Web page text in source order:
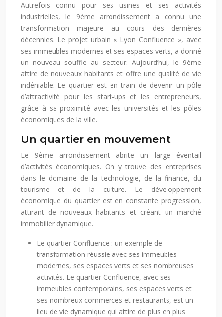
Autrefois connu pour ses usines et ses activités
industrielles, le 9ème arrondissement a connu une
transformation majeure au cours des dernières
décennies. Le projet urbain « Lyon Confluence », avec
ses immeubles modernes et ses espaces verts, a donné
un nouveau souffle au secteur. Aujourd’hui, le 9ème
attire de nouveaux habitants et offre une qualité de vie
indéniable. Le quartier est en train de devenir un pôle
d’attractivité pour les start-ups et les entrepreneurs,
grâce à sa proximité avec les universités et les pôles
économiques de la ville.
Un quartier en mouvement
Le 9ème arrondissement abrite un large éventail
d’activités économiques. On y trouve des entreprises
dans le domaine de la technologie, de la finance, du
tourisme et de la culture. Le développement
économique du quartier est en constante progression,
attirant de nouveaux habitants et créant un marché
immobilier dynamique.
Le quartier Confluence : un exemple de
transformation réussie avec ses immeubles
modernes, ses espaces verts et ses nombreuses
activités. Le quartier Confluence, avec ses
immeubles contemporains, ses espaces verts et
ses nombreux commerces et restaurants, est un
lieu de vie dynamique qui attire de plus en plus